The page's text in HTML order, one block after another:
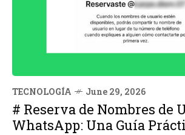
TECNOLOGÍA June 29, 2026
# Reserva de Nombres de
WhatsApp: Una Guía